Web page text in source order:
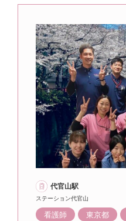
代官山駅
ステーション代官山
看護師 東京都